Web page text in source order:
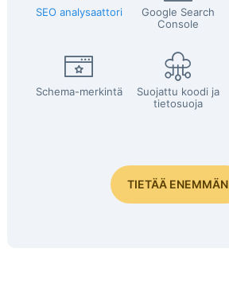
SEO analysaattori
Google Search
Console
Schema-merkintä
Suojattu koodi ja
tietosuoja
TIETÄÄ ENEMMÄN